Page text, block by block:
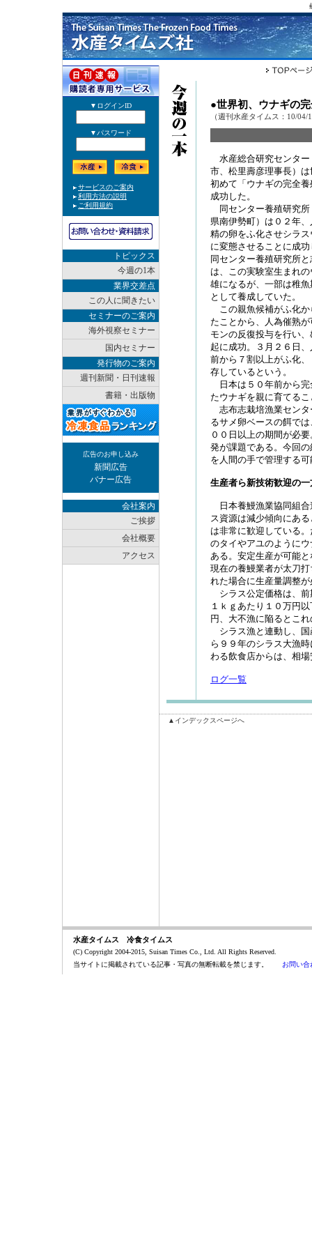
トピックス
今週の1本
業界交差点
この人に聞きたい
セミナーのご案内
海外視察セミナー
国内セミナー
発行物のご案内
週刊新聞・日刊速報
書籍・出版物
広告のお申し込み
新聞広告
バナー広告
会社案内
ご挨拶
会社概要
アクセス
●世界初、ウナギの
（週刊水産タイムス：10/04/
水産総合研究センター
市、松里壽彦理事長）は
初めて「ウナギの完全養
成功した。
同センター養殖研究所
県南伊勢町）は０２年
精の卵をふ化させシラス
に変態させることに成
同センター養殖研究所
は、この実験室生まれ
雄になるが、一部は稚
として養成していた。
この親魚候補がふ化か
たことから、人為催熟
モンの反復投与を行い
起に成功。３月２６日
前から７割以上がふ化
存しているという。
日本は５０年前から完
たウナギを親に育てる
志布志栽培漁業センタ
るサメ卵ベースの餌で
００日以上の期間が必
発が課題である。今回
を人間の手で管理する
生産者ら新技術歓迎の
日本養鰻漁業協同組合
ス資源は減少傾向にあ
は非常に歓迎している
のタイやアユのように
ある。安定生産が可能
現在の養鰻業者が太刀
れた場合に生産量調整
シラス公定価格は、前
１ｋｇあたり１０万円
円、大不漁に陥るとこ
シラス漁と連動し、国
ら９９年のシラス大漁
わる飲食店からは、相
ログ一覧
▲インデックスページへ
水産タイムス 冷食タイムス
(C) Copyright 2004-2015, Suisan Times Co., Ltd. All Rights Reserved.
当サイトに掲載されている記事・写真の無断転載を禁じます。 お問い合